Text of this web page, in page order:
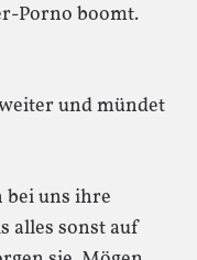
Porno boomt.
und mündet
uns ihre
alles sonst auf